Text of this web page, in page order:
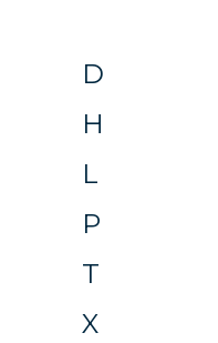
D
H
L
P
T
X